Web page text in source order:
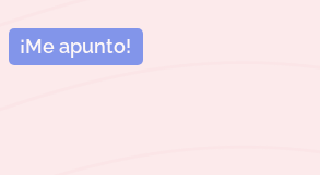
¡Me apunto!